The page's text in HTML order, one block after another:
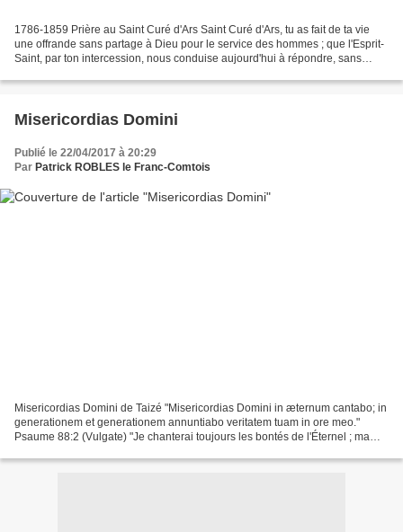
1786-1859 Prière au Saint Curé d'Ars Saint Curé d'Ars, tu as fait de ta vie
une offrande sans partage à Dieu pour le service des hommes ; que l'Esprit-
Saint, par ton intercession, nous conduise aujourd'hui à répondre, sans
Misericordias Domini
Publié le 22/04/2017 à 20:29
Par Patrick ROBLES le Franc-Comtois
Misericordias Domini de Taizé "Misericordias Domini in æternum cantabo; in
generationem et generationem annuntiabo veritatem tuam in ore meo."
Psaume 88:2 (Vulgate) "Je chanterai toujours les bontés de l'Éternel ; ma